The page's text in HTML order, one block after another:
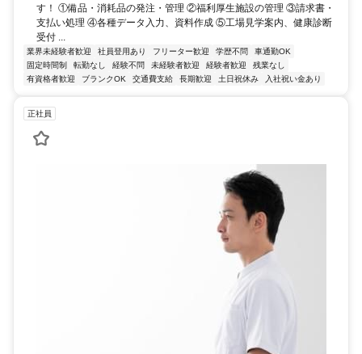
す！ ①備品・消耗品の発注・管理 ②福利厚生施設の管理 ③請求書・
支払い処理 ④各種データ入力、資料作成 ⑤工場見学案内、健康診断
受付 ...
業界未経験者歓迎 社員登用あり フリーター歓迎 学歴不問
車通勤OK
固定時間制
転勤なし 経験不問 未経験者歓迎 経験者歓迎
残業なし
有資格者歓迎
ブランクOK 交通費支給 長期歓迎 土日祝休み 入社祝い金あり
正社員